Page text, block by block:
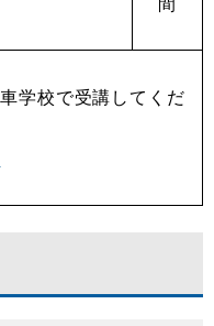
学校で受講してくだ